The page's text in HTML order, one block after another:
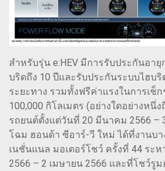
สำหรับรุ่น e:HEV มีการรับประกันอายุ
บริดถึง 10 ปีและรับประกันระบบไฮบ
ระยะทาง รวมทั้งฟรีค่าแรงในการเช็ก
100,000 กิโลเมตร (อย่างใดอย่างหนึ่
รถยนต์ตั้งแต่วันที่ 20 มีนาคม 2566 –
โฉม ฮอนด้า ซีอาร์-วี ใหม่ ได้ที่งานบา
เนชั่นแนล มอเตอร์โชว์ ครั้งที่ 44 ระ
2566 – 2 เมษายน 2566 และที่โชว์รู